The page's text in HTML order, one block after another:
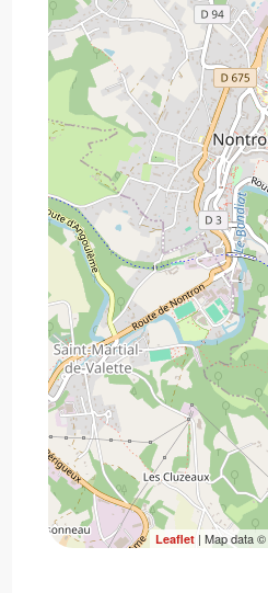
Leaflet| Map data ©